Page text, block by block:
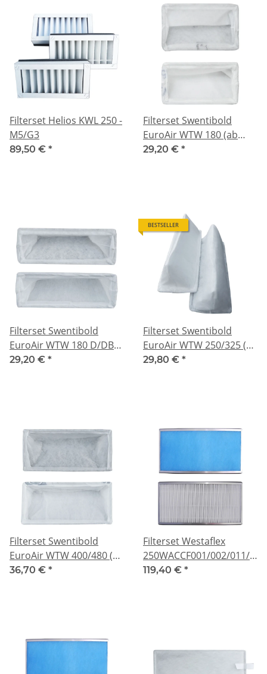
Filterset Helios KWL 250 -
M5/G3
89,50 € *
Filterset Swentibold
EuroAir WTW 180 (ab
2005) - M5/G3
29,20 € *
Filterset Swentibold
EuroAir WTW 180 D/DBY
(ab 2005) - M5/G3
29,20 € *
BESTSELLER
Filterset Swentibold
EuroAir WTW 250/325 (ab
2005) - M5/G3
29,80 € *
Filterset Swentibold
EuroAir WTW 400/480 (ab
2005) - M5/G3
36,70 € *
Filterset Westaflex
250WACCF001/002/011/022
mit Bypass - F6/G4
119,40 € *